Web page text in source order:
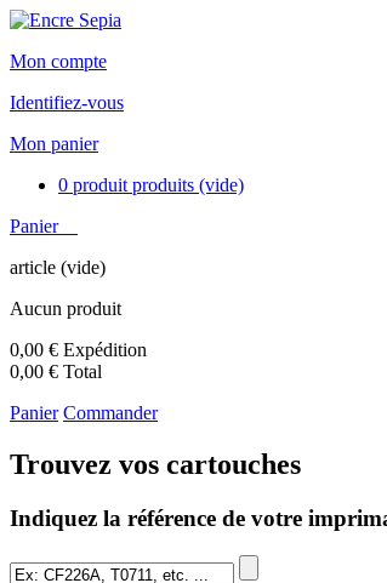
Mon compte
Identifiez-vous
Mon panier
0 produit produits (vide)
Panier
article (vide)
Aucun produit
0,00 € Expédition
0,00 € Total
Panier Commander
Trouvez vos cartouches
Indiquez la référence de votre